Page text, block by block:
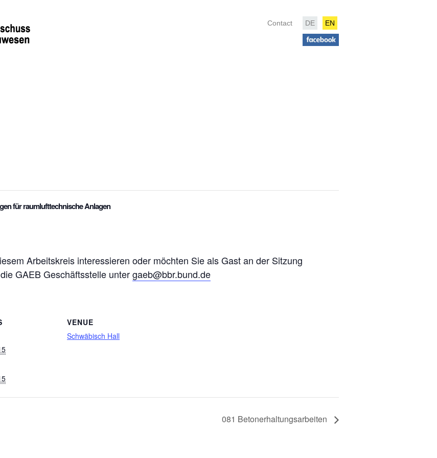
Contact DE EN
für raumlufttechnische Anlagen
Arbeitskreis interessieren oder möchten Sie als Gast an der Sitzung
GAEB Geschäftsstelle untergaeb@bbr.bund.de
VENUE
Schwäbisch Hall
081 Betonerhaltungsarbeiten